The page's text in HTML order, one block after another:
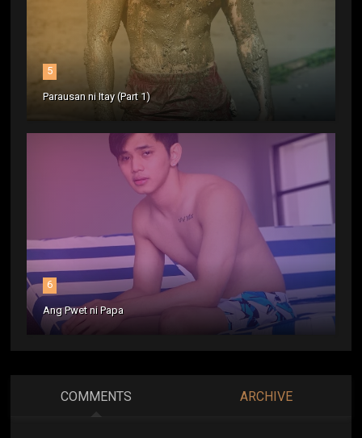
5
Parausan ni Itay (Part 1)
6
Ang Pwet ni Papa
COMMENTS ARCHIVE